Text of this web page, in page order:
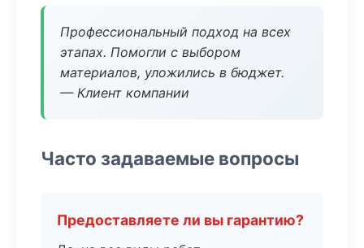
Профессиональный подход на всех
этапах. Помогли с выбором
материалов, уложились в бюджет.
— Клиент компании
Часто задаваемые вопросы
Предоставляете ли вы гарантию?